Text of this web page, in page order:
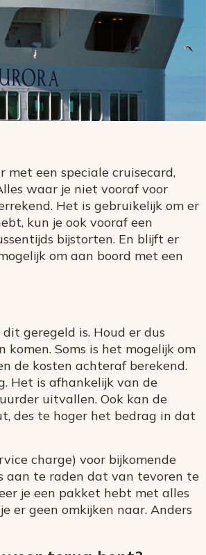
een speciale cruisecard,
waar je niet vooraf voor
Het is gebruikelijk om er
kun je ook vooraf een
bijstorten. En blijft er
om aan boord met een
geregeld is. Houd er dus
Soms is het mogelijk om
de kosten achteraf berekend.
Het is afhankelijk van de
uitvallen. Ook kan de
des te hoger het bedrag in dat
charge) voor bijkomende
aan te raden dat van tevoren te
je een pakket hebt met alles
er geen omkijken naar. Anders